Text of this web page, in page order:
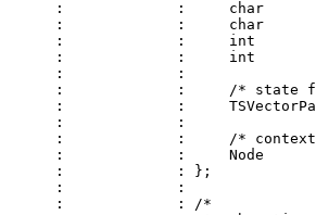
:             :     char
:             :     char
:             :     int
:             :     int
:             :
:             :     /* state
:             :
:             :
:             :     /*
:             :     Node
:             : };
:             :
:             : /*